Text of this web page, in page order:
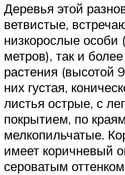
Деревья этой
ветвистые,
низкорослые
метров), так и
растения (высотой
них густая,
листья острые, с
покрытием, по краям
мелкопильчатые.
имеет коричневый
сероватым